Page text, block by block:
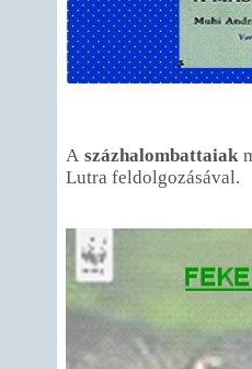
A százhalombattaiak
Lutra feldolgozásával.